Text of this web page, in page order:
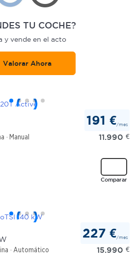
TU COCHE?
y vende en el acto
Valorar Ahora
Manual
191 €/mes
11.990 €
Comparar
Automático
227 €/mes
15.990 €